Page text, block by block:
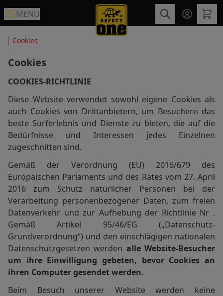
MENU
Cookies
Cookies
COOKIES-RICHTLINIE
Diese Website verwendet sowohl eigene Cookies als
auch Cookies von Drittanbietern, um Besuchern das
beste Surferlebnis und Dienste zu bieten, die auf die
Bedürfnisse und Interessen jedes Einzelnen
zugeschnitten sind.
Gemäß der Verordnung (EU) 2016/679 des
Europäischen Parlaments und des Rates vom 27. April
2016 zum Schutz natürlicher Personen bei der
Verarbeitung personenbezogener Daten, zum freien
Datenverkehr und zur Aufhebung der Richtlinie Nr .
Gemäß Artikel 95/46/EG („Datenschutz-
Grundverordnung“) und den einschlägigen nationalen
Datenschutzgesetzen werden alle Website-Besucher
um ihre Einwilligung gebeten, bevor Cookies an
ihren Computer gesendet werden.
Beim Besuch unserer Website werden keine